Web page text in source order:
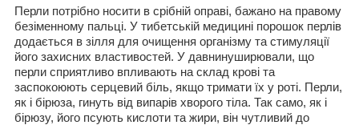
Перли потрібно носити в срібній оправі, бажано на правому
безіменному пальці. У тибетській медицині порошок перлів
додається в зілля для очищення організму та стимуляції
його захисних властивостей. У давнинуширювали, що
перли сприятливо впливають на склад крові та
заспокоюють серцевий біль, якщо тримати їх у роті. Перли,
як і бірюза, гинуть від випарів хворого тіла. Так само, як і
бірюзу, його псують кислоти та жири, він чутливий до